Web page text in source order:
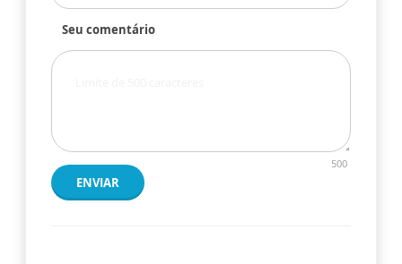
Seu comentário
500
ENVIAR